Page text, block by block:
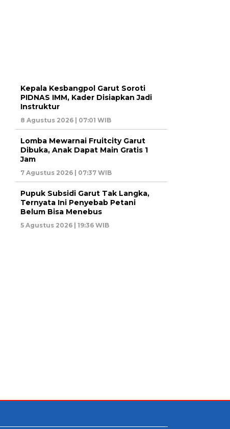
Kepala Kesbangpol Garut Soroti
PIDNAS IMM, Kader Disiapkan Jadi
Instruktur
8 Agustus 2026 | 07:01 WIB
Lomba Mewarnai Fruitcity Garut
Dibuka, Anak Dapat Main Gratis 1
Jam
7 Agustus 2026 | 07:37 WIB
Pupuk Subsidi Garut Tak Langka,
Ternyata Ini Penyebab Petani
Belum Bisa Menebus
5 Agustus 2026 | 19:36 WIB